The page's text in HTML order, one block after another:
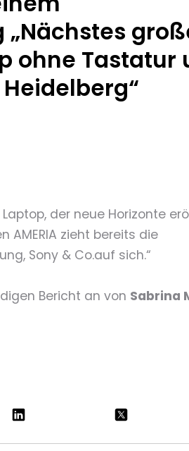
ohne Tastatur
der neue Horizonte
AMERIA zieht bereits die
Sony & Co.auf sich.“
Bericht an von Sabrina